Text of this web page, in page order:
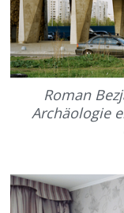
Roman
Archäologie